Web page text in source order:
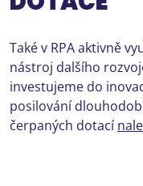
Také v RPA aktivně
nástroj dalšího
investujeme do
posilování
čerpaných dotací